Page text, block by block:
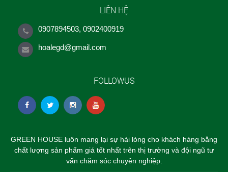
LIÊN HỆ
0907894503, 0902400919
hoalegd@gmail.com
FOLLOWUS
GREEN HOUSE luôn mang lại sự hài lòng cho khách hàng bằng
chất lượng sản phẩm giá tốt nhất trên thị trường và đội ngũ tư
vấn chăm sóc chuyên nghiệp.